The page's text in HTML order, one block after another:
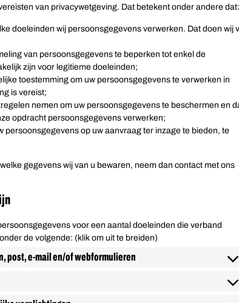
van privacywetgeving. Dat betekent onder andere
doeleinden wij persoonsgegevens verwerken. Dat doen wij
van persoonsgegevens te beperken tot enkel de
zijn voor legitieme doeleinden;
toestemming om uw persoonsgegevens te verwerken in
is vereist;
nemen om uw persoonsgegevens te beschermen en
opdracht persoonsgegevens verwerken;
persoonsgegevens op uw aanvraag ter inzage te bieden, te
gegevens wij van u bewaren, neem dan contact met ons
voor een aantal doeleinden die verband
de volgende: (klik om uit te breiden)
post, e-mail en/of webformulieren